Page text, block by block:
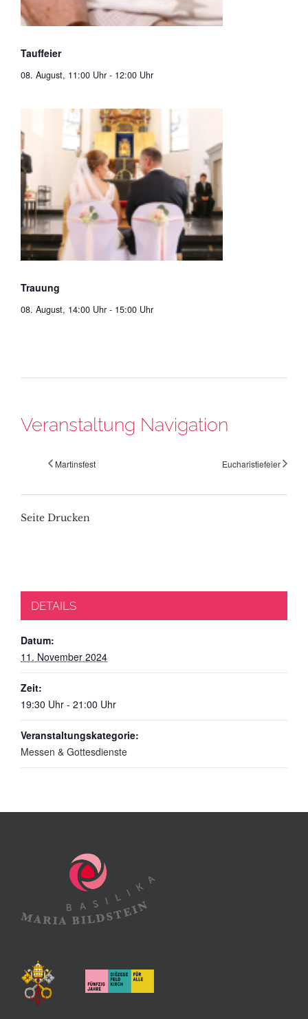
Tauffeier
08. August, 11:00 Uhr - 12:00 Uhr
Trauung
08. August, 14:00 Uhr - 15:00 Uhr
Veranstaltung Navigation
Martinsfest Eucharistiefeier
Seite Drucken
DETAILS
Datum:
11. November 2024
Zeit:
19:30 Uhr - 21:00 Uhr
Veranstaltungskategorie:
Messen & Gottesdienste